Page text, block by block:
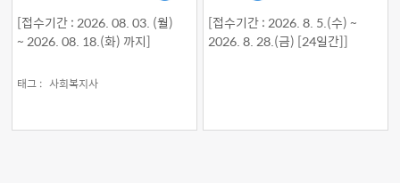
[접수기간 : 2026. 08. 03. (월)
~ 2026. 08. 18.(화) 까지]
태그 : 사회복지사
[접수기간 : 2026. 8. 5.(수) ~
2026. 8. 28.(금) [24일간]]